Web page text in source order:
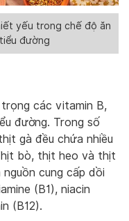
yếu trong chế độ ăn
đường
các vitamin B,
đường. Trong số
gà đều chứa nhiều
bò, thịt heo và thịt
cung cấp dồi
(B1), niacin
(B12).